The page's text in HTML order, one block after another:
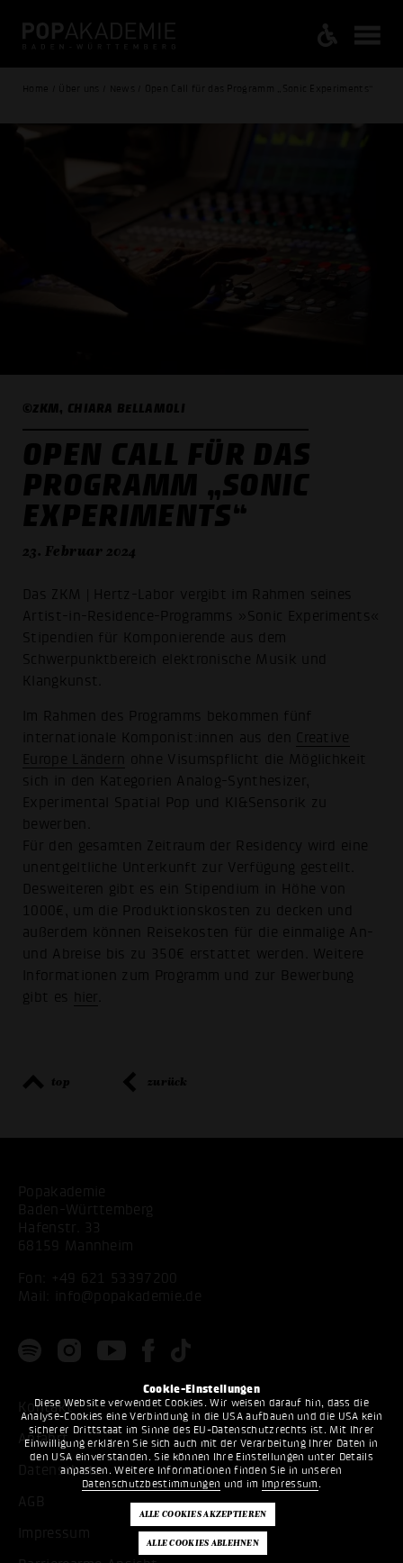
Cookie-Einstellungen
Diese Website verwendet Cookies. Wir weisen darauf hin, dass die
Analyse-Cookies eine Verbindung in die USA aufbauen und die USA kein
sicherer Drittstaat im Sinne des EU-Datenschutzrechts ist. Mit Ihrer
Einwilligung erklären Sie sich auch mit der Verarbeitung Ihrer Daten in
den USA einverstanden. Sie können Ihre Einstellungen unter Details
anpassen. Weitere Informationen finden Sie in unseren
Datenschutzbestimmungen und im Impressum .
Home / Über uns / News / Open Call für das Programm „Sonic Experiments“
©ZKM, CHIARA BELLAMOLI
OPEN CALL FÜR DAS
PROGRAMM „SONIC
EXPERIMENTS“
23. Februar 2024
Das ZKM | Hertz-Labor vergibt im Rahmen seines
Artist-in-Residence-Programms »Sonic Experiments«
Stipendien für Komponierende aus dem
Schwerpunktbereich elektronische Musik und
Klangkunst.
Im Rahmen des Programms bekommen fünf
internationale Komponist:innen aus den
Creative
Europe Ländern ohne Visumspflicht die Möglichkeit
sich in den Kategorien Analog-Synthesizer,
Experimental Spatial Pop und KI&Sensorik zu
bewerben.
Für den gesamten Zeitraum der Residency wird eine
unentgeltliche Unterkunft zur Verfügung gestellt.
Desweiteren gibt es ein Stipendium in Höhe von
1000€, um die Produktionskosten zu decken und
außerdem können Reisekosten für die einmalige An-
und Abreise bis zu 350€ erstattet werden. Weitere
Informationen zum Programm und zur Bewerbung
gibt es
hier
top zurück
Popakademie
Baden-Württemberg
Hafenstr. 33
68159 Mannheim
Fon:
+49 621 53397200
Mail:
info@popakademie.de
Kontakt
Anfahrt
Datenschutz
AGB
Impressum